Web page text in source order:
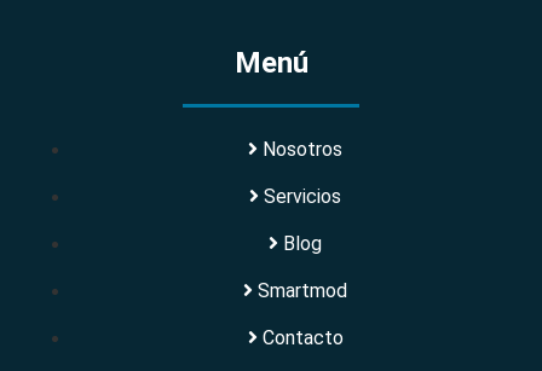
Menú
Nosotros
Servicios
Blog
Smartmod
Contacto